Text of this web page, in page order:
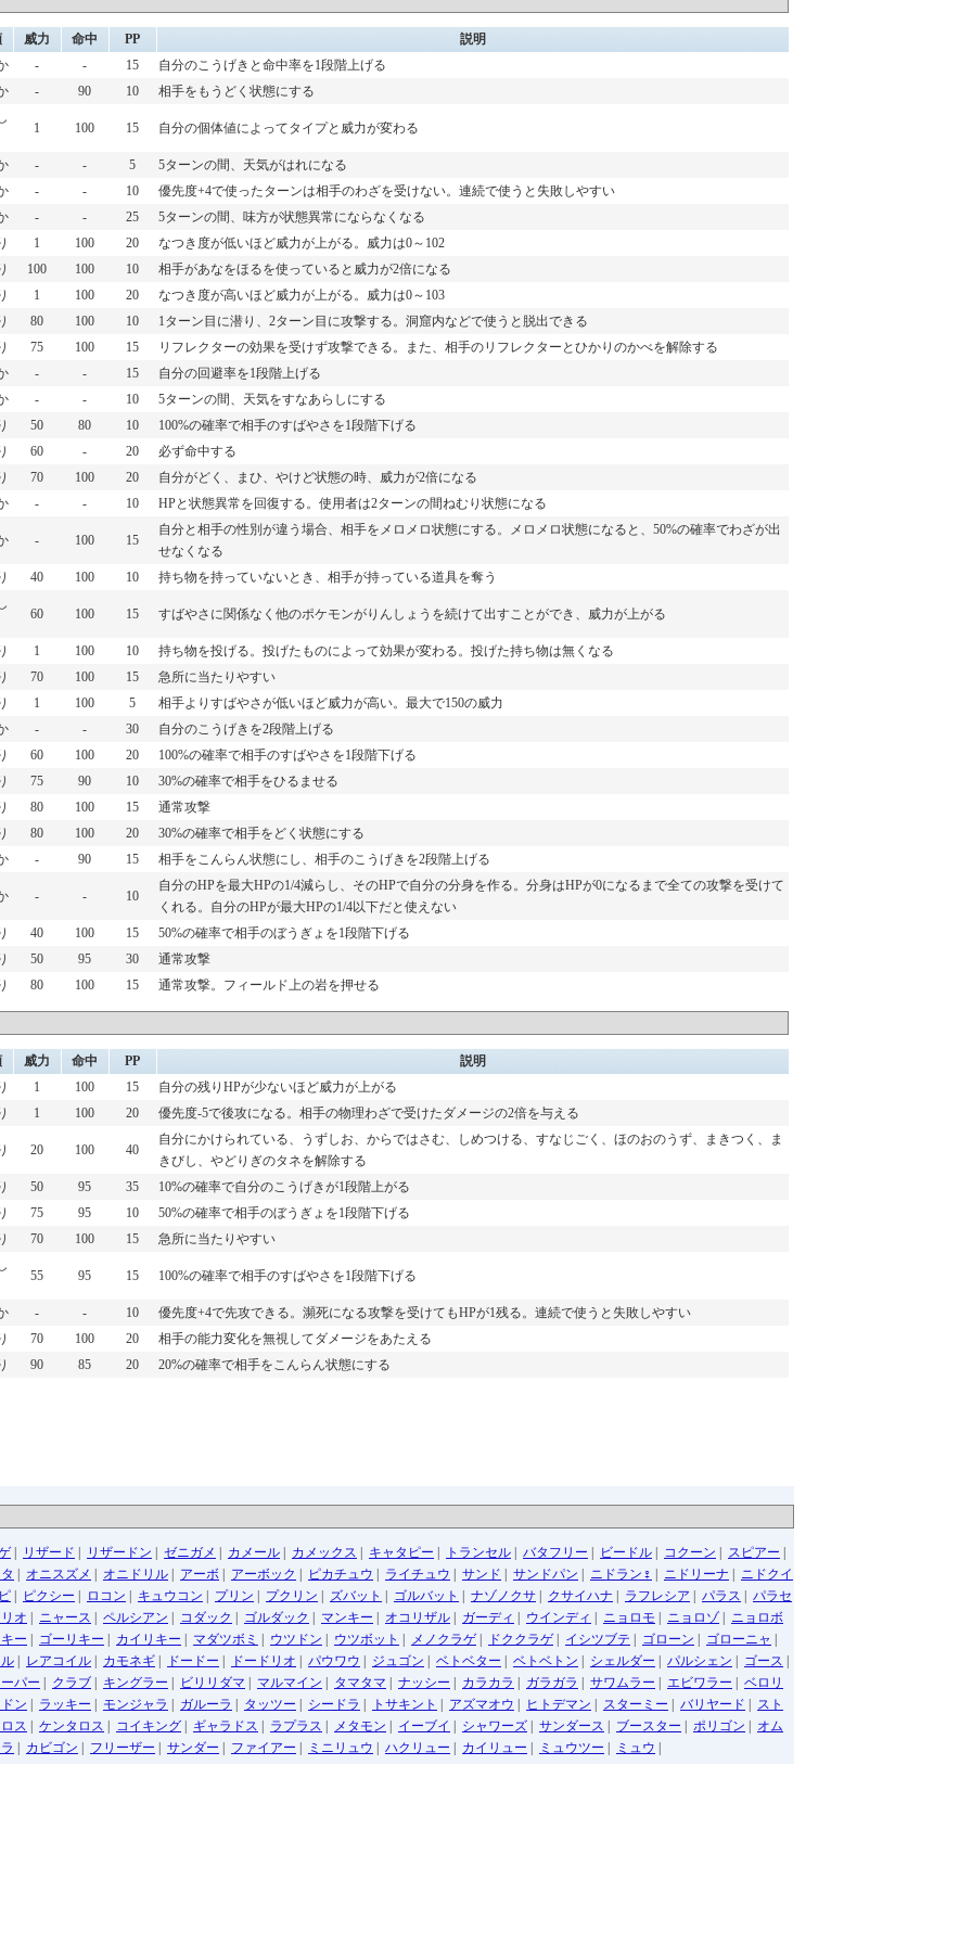
威力 命中 PP
説明
- - 15
自分のこうげきと命中率を1段階上げる
- 90 10
相手をもうどく状態にする
1 100 15 自分の個体値によってタイプと威力が変わる
- - 5
5ターンの間、天気がはれになる
- - 10
優先度+4で使ったターンは相手のわざを受けない。連続で使うと失敗しやすい
- - 25
5ターンの間、味方が状態異常にならなくなる
1 100 20
なつき度が低いほど威力が上がる。威力は0～102
100 100 10
相手があなをほるを使っていると威力が2倍になる
1 100 20
なつき度が高いほど威力が上がる。威力は0～103
80 100 10
1ターン目に潜り、2ターン目に攻撃する。洞窟内などで使うと脱出できる
75 100 15
リフレクターの効果を受けず攻撃できる。また、相手のリフレクターとひかりのかべを解除する
- - 15
自分の回避率を1段階上げる
- - 10
5ターンの間、天気をすなあらしにする
50 80 10
100%の確率で相手のすばやさを1段階下げる
60 - 20
必ず命中する
70 100 20
自分がどく、まひ、やけど状態の時、威力が2倍になる
- - 10 HPと状態異常を回復する。使用者は2ターンの間ねむり状態になる
- 100 15
自分と相手の性別が違う場合、相手をメロメロ状態にする。メロメロ状態になると、50%の確率でわざが出
せなくなる
40 100 10
持ち物を持っていないとき、相手が持っている道具を奪う
60 100 15 すばやさに関係なく他のポケモンがりんしょうを続けて出すことができ、威力が上がる
1 100 10
持ち物を投げる。投げたものによって効果が変わる。投げた持ち物は無くなる
70 100 15
急所に当たりやすい
1 100 5
相手よりすばやさが低いほど威力が高い。最大で150の威力
- - 30
自分のこうげきを2段階上げる
60 100 20
100%の確率で相手のすばやさを1段階下げる
75 90 10
30%の確率で相手をひるませる
80 100 15
通常攻撃
80 100 20
30%の確率で相手をどく状態にする
- 90 15 相手をこんらん状態にし、相手のこうげきを2段階上げる
- - 10
自分のHPを最大HPの1/4減らし、そのHPで自分の分身を作る。分身はHPが0になるまで全ての攻撃を受けて
くれる。自分のHPが最大HPの1/4以下だと使えない
40 100 15
50%の確率で相手のぼうぎょを1段階下げる
50 95 30
通常攻撃
80 100 15 通常攻撃。フィールド上の岩を押せる
威力 命中 PP
説明
1 100 15
自分の残りHPが少ないほど威力が上がる
1 100 20 優先度-5で後攻になる。相手の物理わざで受けたダメージの2倍を与える
20 100 40
自分にかけられている、うずしお、からではさむ、しめつける、すなじごく、ほのおのうず、まきつく、ま
きびし、やどりぎのタネを解除する
50 95 35
10%の確率で自分のこうげきが1段階上がる
75 95 10
50%の確率で相手のぼうぎょを1段階下げる
70 100 15
急所に当たりやすい
55 95 15 100%の確率で相手のすばやさを1段階下げる
- - 10
優先度+4で先攻できる。瀕死になる攻撃を受けてもHPが1残る。連続で使うと失敗しやすい
70 100 20
相手の能力変化を無視してダメージをあたえる
90 85 20 20%の確率で相手をこんらん状態にする
| リザード リザードン ゼニガメ カメール カメックス キャタピー トランセル バタフリー ビードル コクーン スピアー
オニスズメ オニドリル アーボ アーボック ピカチュウ ライチュウ サンド サンドパン ニドラン♀ ニドリーナ
ニドクイ
ピクシー ロコン キュウコン プリン プクリン ズバット ゴルバット ナゾノクサ クサイハナ ラフレシア パラス
パラセ
オ
ニャース ペルシアン コダック ゴルダック マンキー オコリザル ガーディ ウインディ ニョロモ ニョロゾ| ニョロボ
ー
ゴーリキー カイリキー マダツボミ ウツドン ウツボット メノクラゲ| ドククラゲ| イシツブテ ゴローン ゴローニャ
レアコイル カモネギ ドードー ドードリオ パウワウ ジュゴン ベトベター ベトベトン シェルダー パルシェン ゴース
パー
クラブ キングラー ビリリダマ マルマイン タマタマ ナッシー カラカラ ガラガラ サワムラー エビワラー
ベロリ
ン
ラッキー モンジャラ ガルーラ タッツー シードラ トサキント アズマオウ ヒトデマン スターミー バリヤード
スト
ス
ケンタロス コイキング ギャラドス ラプラス メタモン イーブイ シャワーズ サンダース ブースター ポリゴン
オム
カビゴン フリーザー サンダー ファイアー ミニリュウ ハクリュー カイリュー ミュウツー ミュウ